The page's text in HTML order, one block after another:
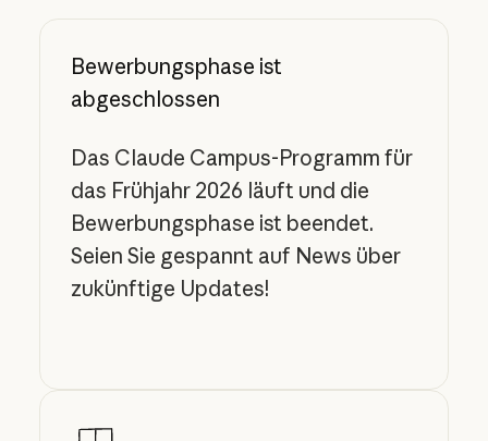
Bewerbungsphase ist
abgeschlossen
Das Claude Campus-Programm für
das Frühjahr 2026 läuft und die
Bewerbungsphase ist beendet.
Seien Sie gespannt auf News über
zukünftige Updates!